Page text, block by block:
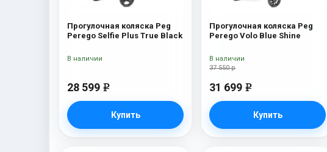
Прогулочная коляска Peg
Perego Selfie Plus True Black
28 599 e
Купить
В наличии
Прогулочная коляска Peg
Perego Volo Blue Shine
37 550 р
31 699 e
Купить
В наличии